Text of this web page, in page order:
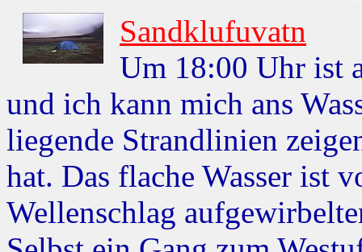
Sandklufuvatn
Um 18:00 Uhr ist
und ich kann mich ans
liegende Strandlinien
hat. Das flache Wasser ist
Wellenschlag